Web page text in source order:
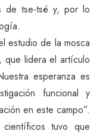
de tse-tsé y, por lo
estudio de la mosca
que lidera el artículo
esperanza es
funcional y
en este campo”.
tuvo que